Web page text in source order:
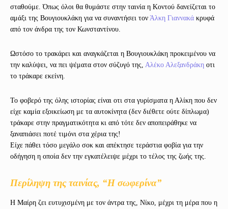
σταθούμε. Όπως όλοι θα θυμάστε στην ταινία η Κοντού δανείζεται το
αμάξι της Βουγιουκλάκη για να συναντήσει τον Άλκη Γιαννακά κρυφά
από τον άνδρα της τον Κωνσταντίνου.
Ωστόσο το τρακάρει και αναγκάζεται η Βουγιουκλάκη προκειμένου να
την καλύψει, να πει ψέματα στον σύζυγό της, Αλέκο Αλεξανδράκη οτι
το τράκαρε εκείνη.
Το φοβερό της όλης ιστορίας είναι οτι στα γυρίσματα η Αλίκη που δεν
είχε καμία εξοικείωση με τα αυτοκίνητα (δεν διέθετε ούτε δίπλωμα)
τράκαρε στην πραγματικότητα κι από τότε δεν αποπειράθηκε να
ξαναπιάσει ποτέ τιμόνι στα χέρια της!
Είχε πάθει τόσο μεγάλο σοκ και απέκτησε τεράστια φοβία για την
οδήγηση η οποία δεν την εγκατέλειψε μέχρι το τέλος της ζωής της.
Περίληψη της ταινίας, “Η σωφερίνα”
Η Μαίρη ζει ευτυχισμένη με τον άντρα της, Νίκο, μέχρι τη μέρα που η